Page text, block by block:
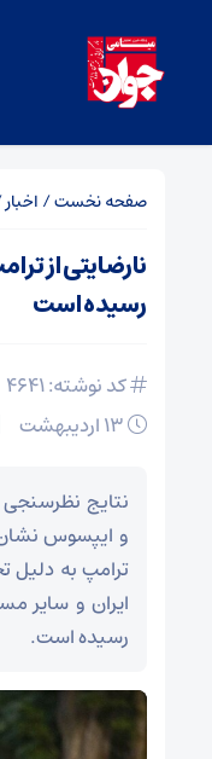
صفحه نخست/ اخبار
نارضایتی از
رسیده است
کد نوشته: 4641
نتایج
و ایپسوس
ترامپ به دلیل
ایران و سایر
رسیده است.